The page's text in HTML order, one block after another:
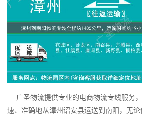
广圣物流提供专业的电商物流专线服务
速、准确地从漳州诏安县运送到南阳，无